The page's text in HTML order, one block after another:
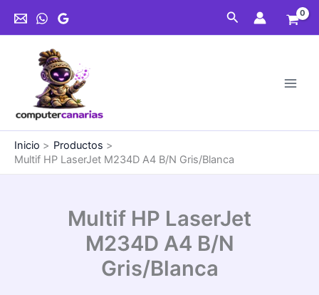
Buscar
Inicio
Productos
Multif HP LaserJet M234D A4 B/N Gris/Blanca
Multif HP LaserJet
M234D A4 B/N
Gris/Blanca